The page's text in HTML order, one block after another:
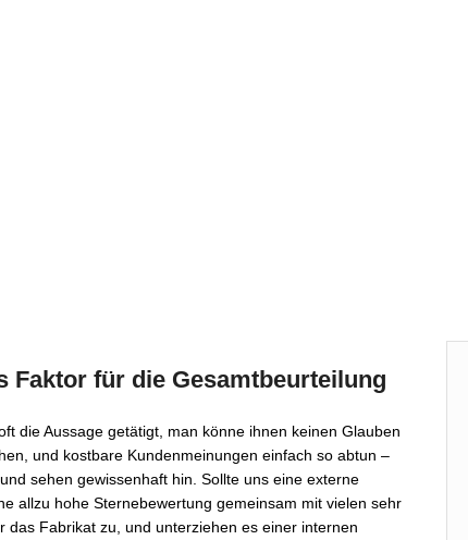
Faktor für die Gesamtbeurteilung
die Aussage getätigt, man könne ihnen keinen Glauben
und kostbare Kundenmeinungen einfach so abtun –
sehen gewissenhaft hin. Sollte uns eine externe
allzu hohe Sternebewertung gemeinsam mit vielen sehr
das Fabrikat zu, und unterziehen es einer internen